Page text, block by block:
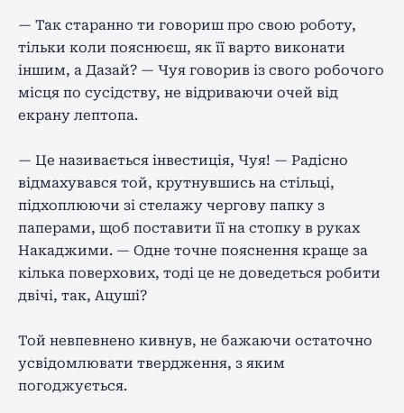
— Так старанно ти говориш про свою роботу,
тільки коли пояснюєш, як її варто виконати
іншим, а Дазай? — Чуя говорив із свого робочого
місця по сусідству, не відриваючи очей від
екрану лептопа.
— Це називається інвестиція, Чуя! — Радісно
відмахувався той, крутнувшись на стільці,
підхоплюючи зі стелажу чергову папку з
паперами, щоб поставити її на стопку в руках
Накаджими. — Одне точне пояснення краще за
кілька поверхових, тоді це не доведеться робити
двічі, так, Ацуші?
Той невпевнено кивнув, не бажаючи остаточно
усвідомлювати твердження, з яким
погоджується.